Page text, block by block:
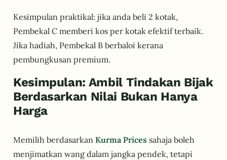
Kesimpulan praktikal: jika anda beli 2 kotak,
Pembekal C memberi kos per kotak efektif terbaik.
Jika hadiah, Pembekal B berbaloi kerana
pembungkusan premium.
Kesimpulan: Ambil Tindakan Bijak
Berdasarkan Nilai Bukan Hanya
Harga
Memilih berdasarkan Kurma Prices sahaja boleh
menjimatkan wang dalam jangka pendek, tetapi